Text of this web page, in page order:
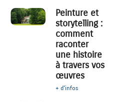
Peinture et
storytelling :
comment
raconter
une histoire
à travers vos
œuvres
+ d'infos